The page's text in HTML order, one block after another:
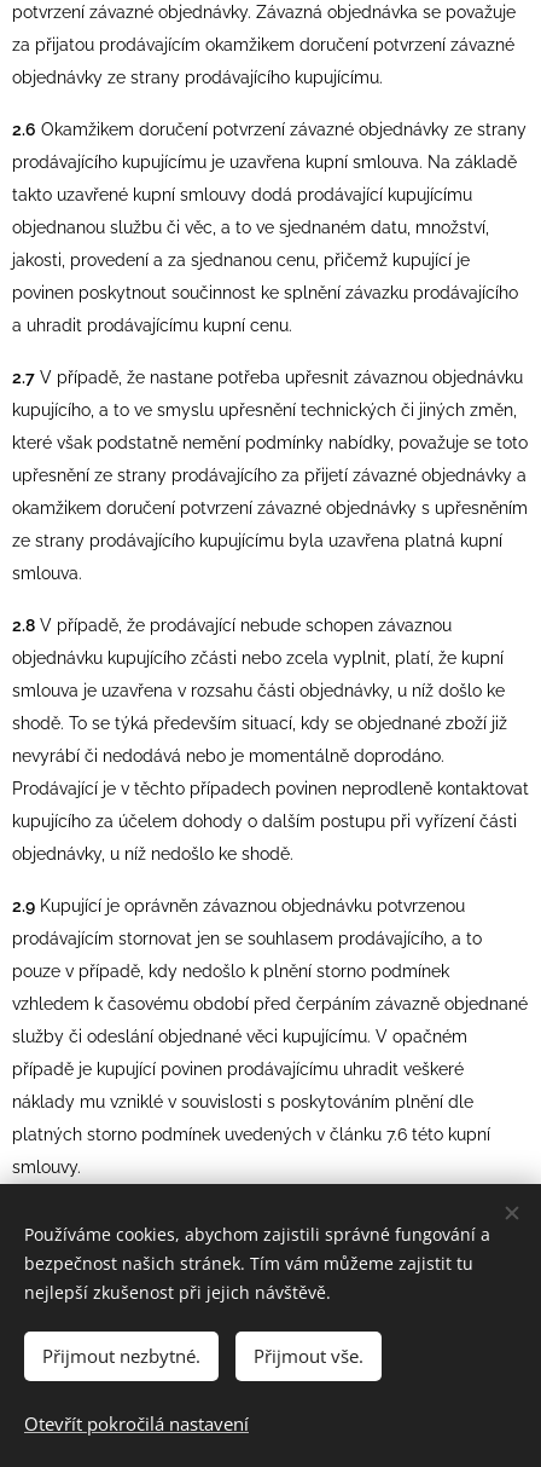
potvrzení závazné objednávky. Závazná objednávka se považuje
za přijatou prodávajícím okamžikem doručení potvrzení závazné
objednávky ze strany prodávajícího kupujícímu.
2.6 Okamžikem doručení potvrzení závazné objednávky ze strany
prodávajícího kupujícímu je uzavřena kupní smlouva. Na základě
takto uzavřené kupní smlouvy dodá prodávající kupujícímu
objednanou službu či věc, a to ve sjednaném datu, množství,
jakosti, provedení a za sjednanou cenu, přičemž kupující je
povinen poskytnout součinnost ke splnění závazku prodávajícího
a uhradit prodávajícímu kupní cenu.
2.7 V případě, že nastane potřeba upřesnit závaznou objednávku
kupujícího, a to ve smyslu upřesnění technických či jiných změn,
které však podstatně nemění podmínky nabídky, považuje se toto
upřesnění ze strany prodávajícího za přijetí závazné objednávky a
okamžikem doručení potvrzení závazné objednávky s upřesněním
ze strany prodávajícího kupujícímu byla uzavřena platná kupní
smlouva.
2.8 V případě, že prodávající nebude schopen závaznou
objednávku kupujícího zčásti nebo zcela vyplnit, platí, že kupní
smlouva je uzavřena v rozsahu části objednávky, u níž došlo ke
shodě. To se týká především situací, kdy se objednané zboží již
nevyrábí či nedodává nebo je momentálně doprodáno.
Prodávající je v těchto případech povinen neprodleně kontaktovat
kupujícího za účelem dohody o dalším postupu při vyřízení části
objednávky, u níž nedošlo ke shodě.
2.9 Kupující je oprávněn závaznou objednávku potvrzenou
prodávajícím stornovat jen se souhlasem prodávajícího, a to
pouze v případě, kdy nedošlo k plnění storno podmínek
vzhledem k časovému období před čerpáním závazně objednané
služby či odeslání objednané věci kupujícímu. V opačném
případě je kupující povinen prodávajícímu uhradit veškeré
náklady mu vzniklé v souvislosti s poskytováním plnění dle
platných storno podmínek uvedených v článku 7.6 této kupní
smlouvy.
Ve lhůtě 24 hodin od okamžiku doručení závazné objednávky
prodávajícímu je kupující oprávněn oznámit prodávajícímu změnu
objednávky, a to zpravidla emailem na adresu info@groofy.cz,
doby již nevystavil na původně objednanou službu či věc fakturu
či nedošlo k odeslání objednané věci kupujícímu. Neprovede-li
kupující takovou změnu objednávky, je nadále objednávka přijatá
Používáme cookies, abychom zajistili správné fungování a
bezpečnost našich stránek. Tím vám můžeme zajistit tu
nejlepší zkušenost při jejich návštěvě.
Přijmout nezbytné. Přijmout vše.
Otevřít pokročilá nastavení